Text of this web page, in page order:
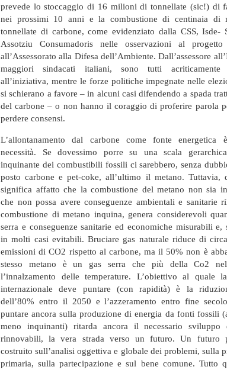
prevede lo stoccaggio di 16 milioni di tonnellate (sic!) di
nei prossimi 10 anni e la combustione di centinaia di
tonnellate di carbone, come evidenziato dalla CSS, Isde-
Assotziu Consumadoris nelle osservazioni al progetto
all’Assessorato alla Difesa dell’Ambiente. Dall’assessore
maggiori sindacati italiani, sono tutti acriticamente
all’iniziativa, mentre le forze politiche impegnate nelle
si schierano a favore – in alcuni casi difendendo a spada
del carbone – o non hanno il coraggio di proferire parola
perdere consensi.
L’allontanamento dal carbone come fonte energetica
necessità. Se dovessimo porre su una scala
inquinante dei combustibili fossili ci sarebbero, senza
posto carbone e pet-coke, all’ultimo il metano. Tuttavia,
significa affatto che la combustione del metano non sia
che non possa avere conseguenze ambientali e sanitarie
combustione di metano inquina, genera considerevoli
serra e conseguenze sanitarie ed economiche misurabili e,
in molti casi evitabili. Bruciare gas naturale riduce di
emissioni di CO2 rispetto al carbone, ma il 50% non è
stesso metano è un gas serra che più della Co2
l’innalzamento delle temperature. L’obiettivo al quale
internazionale deve puntare (con rapidità) è la
dell’80% entro il 2050 e l’azzeramento entro fine
puntare ancora sulla produzione di energia da fonti fossili
meno inquinanti) ritarda ancora il necessario sviluppo
rinnovabili, la vera strada verso un futuro. Un futuro
costruito sull’analisi oggettiva e globale dei problemi, sulla
primaria, sulla partecipazione e sul bene comune. Tutto